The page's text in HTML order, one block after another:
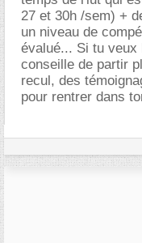
27 et 30h /sem) +
un niveau de
évalué... Si tu veux
conseille de partir
recul, des
pour rentrer dans